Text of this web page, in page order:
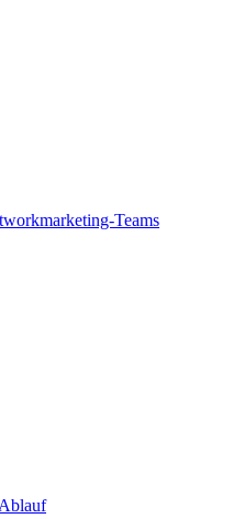
Teams